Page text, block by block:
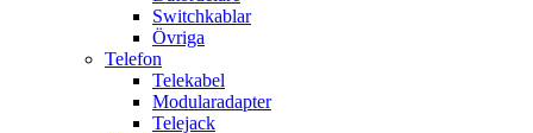
Switchkablar
Övriga
Telefon
Telekabel
Modularadapter
Telejack